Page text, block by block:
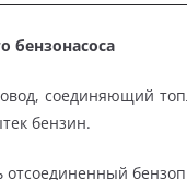
бензонасоса
соединяющий
бензин.
отсоединенный